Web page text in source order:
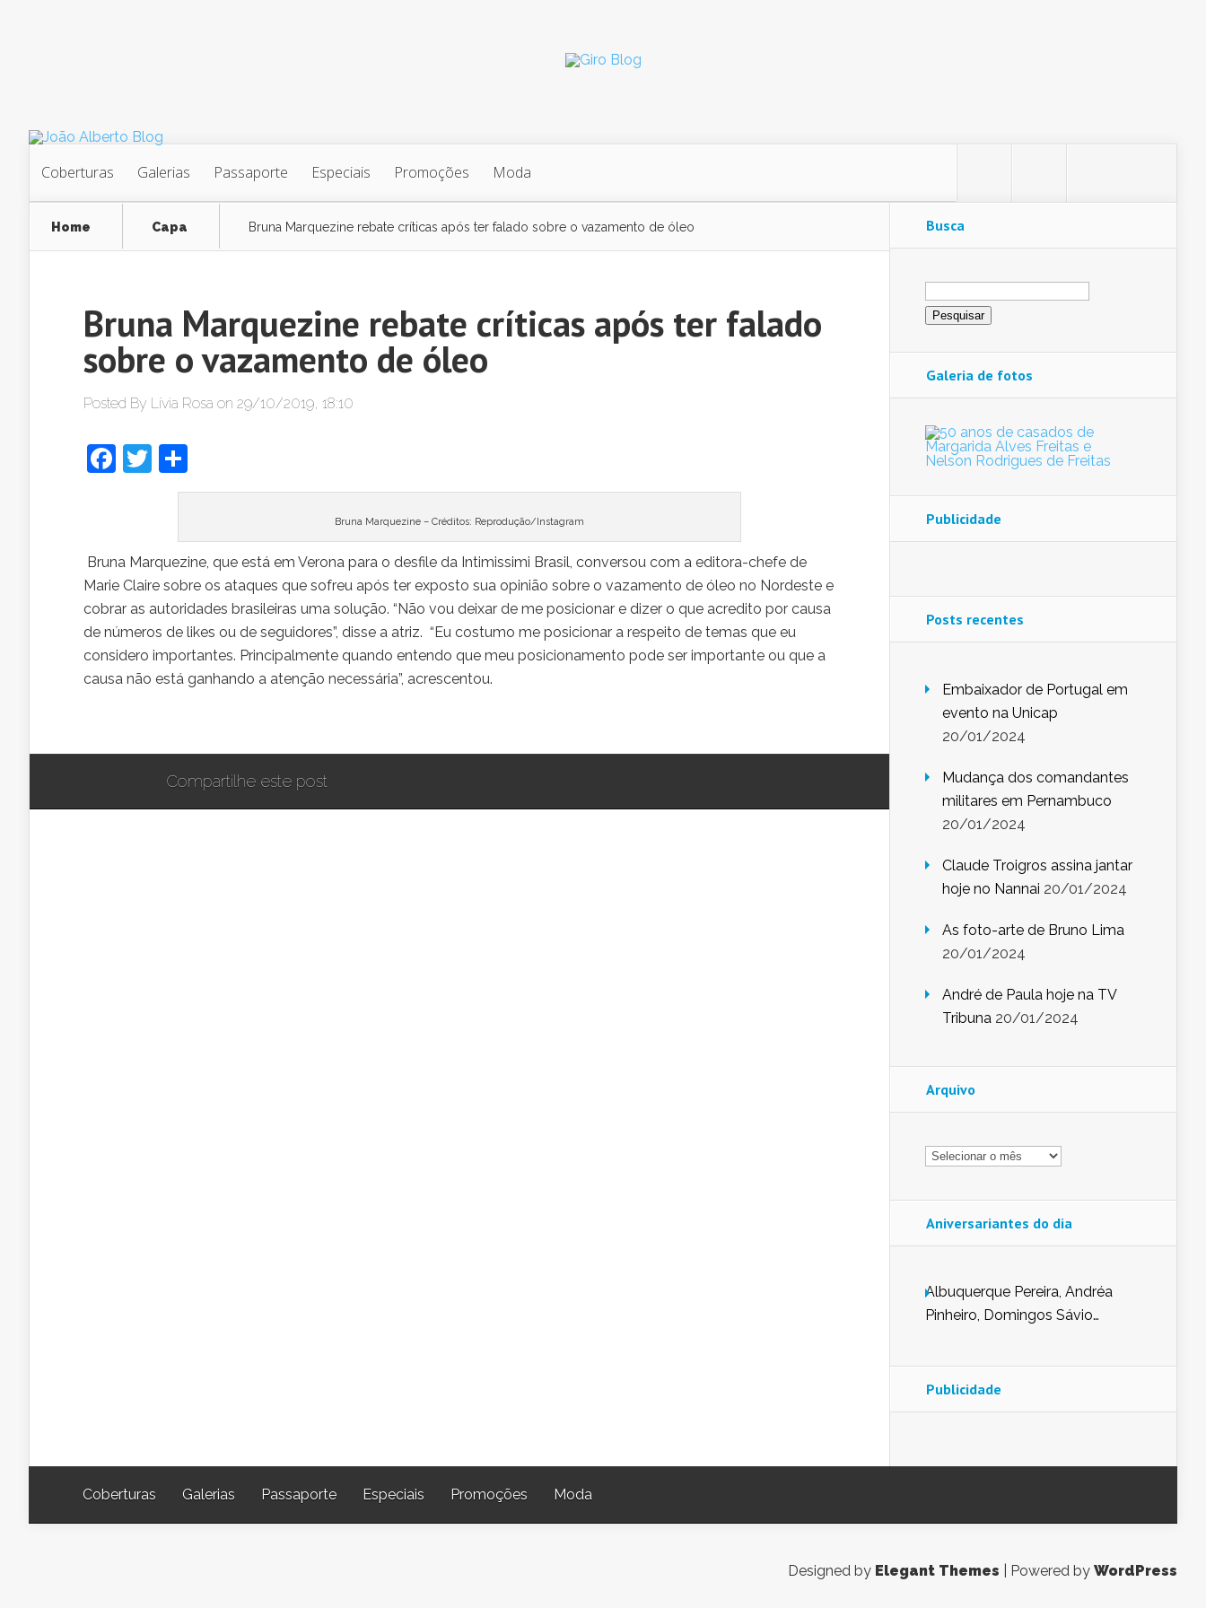
Coberturas Galerias Passaporte Especiais Promoções Moda
Home Capa Bruna Marquezine rebate críticas após ter falado sobre o vazamento de óleo
Bruna Marquezine rebate críticas após ter falado
sobre o vazamento de óleo
Posted By Lívia Rosa on 29/10/2019, 18:10
Facebook
Twitter
Bruna Marquezine – Créditos: Reprodução/Instagram
Bruna Marquezine, que está em Verona para o desfile da Intimissimi Brasil, conversou com a editora-chefe de
Marie Claire sobre os ataques que sofreu após ter exposto sua opinião sobre o vazamento de óleo no Nordeste e
cobrar as autoridades brasileiras uma solução. “Não vou deixar de me posicionar e dizer o que acredito por causa
de números de likes ou de seguidores”, disse a atriz. “Eu costumo me posicionar a respeito de temas que eu
considero importantes. Principalmente quando entendo que meu posicionamento pode ser importante ou que a
causa não está ganhando a atenção necessária”, acrescentou.
Compartilhe este post
Busca
Pesquisar
por:
Galeria de fotos
Publicidade
Posts recentes
Embaixador de Portugal em
evento na Unicap
20/01/2024
Mudança dos comandantes
militares em Pernambuco
20/01/2024
Claude Troigros assina jantar
hoje no Nannai 20/01/2024
As foto-arte de Bruno Lima
20/01/2024
André de Paula hoje na TV
Tribuna 20/01/2024
Arquivo
Arquivo
Aniversariantes do dia
Albuquerque Pereira, Andréa
Pinheiro, Domingos Sávio
Nunes de Sena, Fátima Peixoto,
Glória Pereira, Kátia Mesel,
Publicidade
Coberturas Galerias Passaporte Especiais Promoções Moda
Designed by Elegant Themes | Powered by WordPress